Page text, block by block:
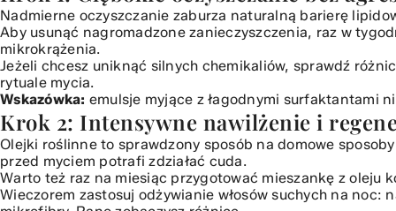
Nadmierne oczyszczanie zaburza naturalną barierę
Aby usunąć nagromadzone zanieczyszczenia, raz w
mikrokrążenia.
Jeżeli chcesz uniknąć silnych chemikaliów, sprawdź
rytuale mycia.
Wskazówka: emulsje myjące z łagodnymi surfaktantami
Krok 2: Intensywne nawilżenie i
Olejki roślinne to sprawdzony sposób na domowe
przed myciem potrafi zdziałać cuda.
Warto też raz na miesiąc przygotować mieszankę z oleju
Wieczorem zastosuj odżywianie włosów suchych na